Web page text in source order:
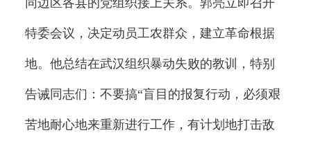
同边区各县的党组织接上关系。郭亮立即召开
特委会议，决定动员工农群众，建立革命根据
地。他总结在武汉组织暴动失败的教训，特别
告诫同志们：不要搞“盲目的报复行动，必须艰
苦地耐心地来重新进行工作，有计划地打击敌